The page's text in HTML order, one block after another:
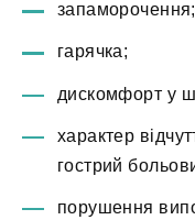
запаморочення;
гарячка;
дискомфорт у
характер
гострий
порушення